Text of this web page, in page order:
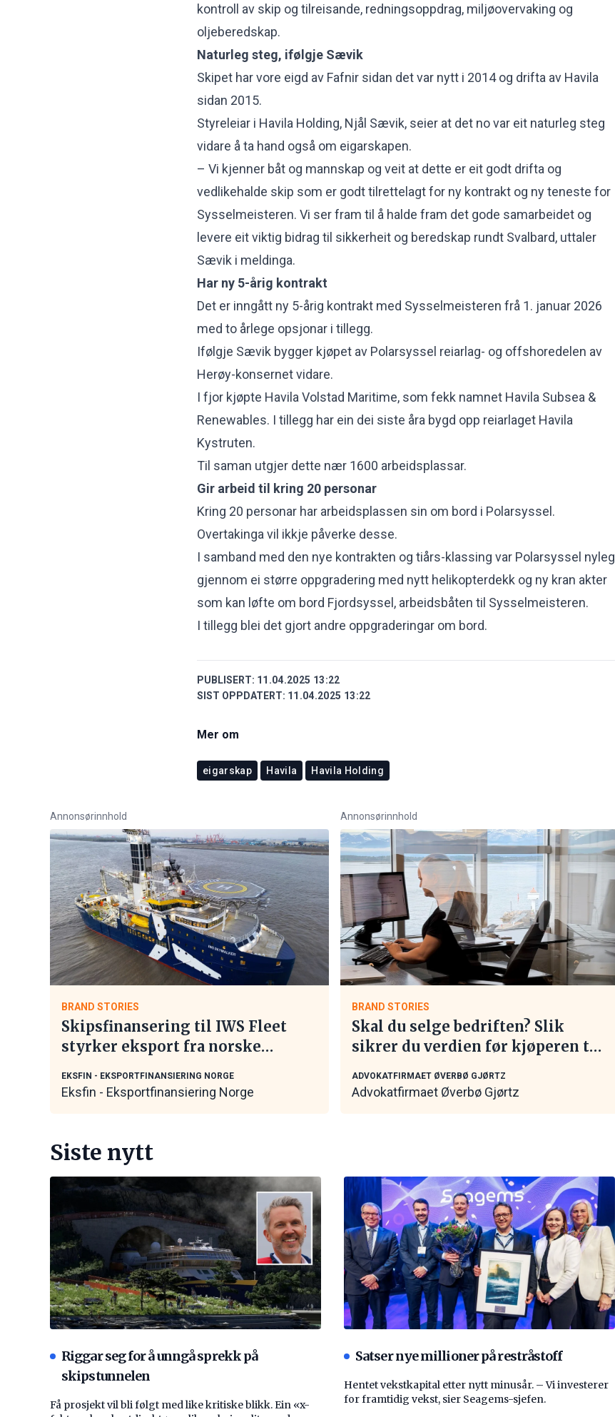
kontroll av skip og tilreisande, redningsoppdrag, miljøovervaking og
oljeberedskap.
Naturleg steg, ifølgje Sævik
Skipet har vore eigd av Fafnir sidan det var nytt i 2014 og drifta av Havila
sidan 2015.
Styreleiar i Havila Holding, Njål Sævik, seier at det no var eit naturleg steg
vidare å ta hand også om eigarskapen.
– Vi kjenner båt og mannskap og veit at dette er eit godt drifta og
vedlikehalde skip som er godt tilrettelagt for ny kontrakt og ny teneste for
Sysselmeisteren. Vi ser fram til å halde fram det gode samarbeidet og
levere eit viktig bidrag til sikkerheit og beredskap rundt Svalbard, uttaler
Sævik i meldinga.
Har ny 5-årig kontrakt
Det er inngått ny 5-årig kontrakt med Sysselmeisteren frå 1. januar 2026
med to årlege opsjonar i tillegg.
Ifølgje Sævik bygger kjøpet av Polarsyssel reiarlag- og offshoredelen av
Herøy-konsernet vidare.
I fjor kjøpte Havila Volstad Maritime, som fekk namnet Havila Subsea &
Renewables. I tillegg har ein dei siste åra bygd opp reiarlaget Havila
Kystruten.
Til saman utgjer dette nær 1600 arbeidsplassar.
Gir arbeid til kring 20 personar
Kring 20 personar har arbeidsplassen sin om bord i Polarsyssel.
Overtakinga vil ikkje påverke desse.
I samband med den nye kontrakten og tiårs-klassing var Polarsyssel nyleg
gjennom ei større oppgradering med nytt helikopterdekk og ny kran akter
som kan løfte om bord Fjordsyssel, arbeidsbåten til Sysselmeisteren.
I tillegg blei det gjort andre oppgraderingar om bord.
PUBLISERT: 11.04.2025 13:22
SIST OPPDATERT: 11.04.2025 13:22
Mer om
eigarskap Havila Havila Holding
Annonsørinnhold
BRAND STORIES
Skipsfinansering til IWS Fleet
styrker eksport fra norske
EKSFIN - EKSPORTFINANSIERING NORGE
Eksfin - Eksportfinansiering Norge
Annonsørinnhold
BRAND STORIES
Skal du selge bedriften? Slik
sikrer du verdien før kjøperen tar
ADVOKATFIRMAET ØVERBØ GJØRTZ
Advokatfirmaet Øverbø Gjørtz
Siste nytt
Riggar seg for å unngå sprekk på
skipstunnelen
Få prosjekt vil bli følgt med like kritiske blikk. Ein «x-
Satser nye millioner på restråstoff
Hentet vekstkapital etter nytt minusår. – Vi investerer
for framtidig vekst, sier Seagems-sjefen.